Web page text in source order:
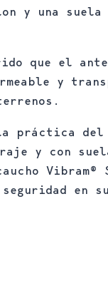
y una suela
que el
y
la práctica
y con
en